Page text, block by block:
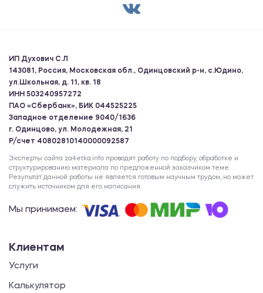
ИП Духович С.Л
143081, Россия, Московская обл., Одинцовский р-н, с.Юдино,
ул.Школьная, д. 11, кв. 18
ИНН 503240957272
ПАО «Сбербанк», БИК 044525225
Западное отделение 9040/1636
г. Одинцово, ул. Молодежная, 21
Р/счет 40802810140000092587
Эксперты сайта za4etka.info проводят работу по подбору, обработке и
структурированию материала по предложенной заказчиком теме.
Результат данной работы не является готовым научным трудом, но может
служить источником для его написания.
Мы принимаем:
Клиентам
Услуги
Калькулятор